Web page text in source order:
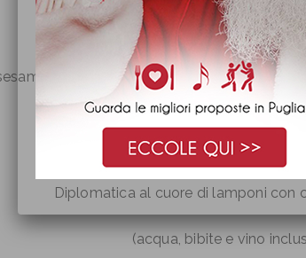
Secondo
su vellutata di piselli e coroncina di
Frutta e Dessert
Fantasia di frutta fresca
Diplomatica al cuore di lamponi con
(acqua, bibite e vino